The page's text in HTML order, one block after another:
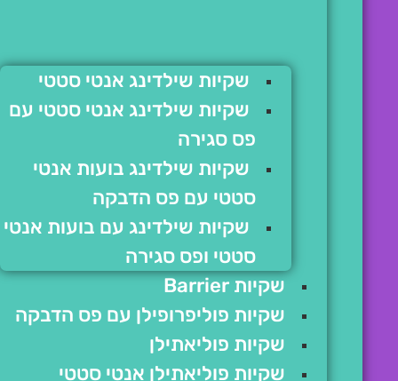
שקיות שילדינג אנטי סטטי
שקיות שילדינג אנטי סטטי עם
פס סגירה
שקיות שילדינג בועות אנטי
סטטי עם פס הדבקה
שקיות שילדינג עם בועות אנטי
סטטי ופס סגירה
שקיות Barrier
שקיות פוליפרופילן עם פס הדבקה
שקיות פוליאתילן
שקיות פוליאתילן אנטי סטטי